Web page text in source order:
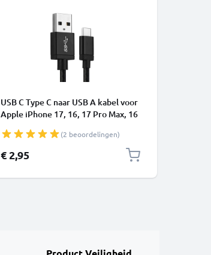
USB C Type C naar USB A kabel voor
Apple iPhone 17, 16, 17 Pro Max, 16
Samsung Galaxy S25 Ultra, S25
Google Pixel 10, 9a, 10 Pro, 10 Pro
XL Xiaomi 15 Ultra, Redmi Note 14
(2 beoordelingen)
€ 2,95